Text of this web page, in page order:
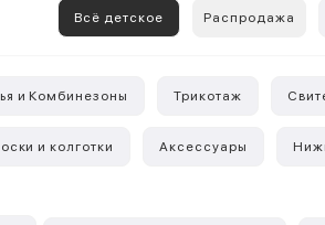
Всё детское Распродажа
и Комбинезоны Трикотаж
и колготки Аксессуары